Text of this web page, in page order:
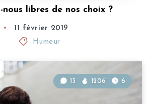
nous libres de nos choix ?
11 février 2019
Humeur
13 1206 6